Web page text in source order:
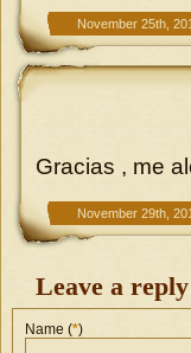
November 25th,
Gracias , me
November 29th,
Leave a reply
Name (*)